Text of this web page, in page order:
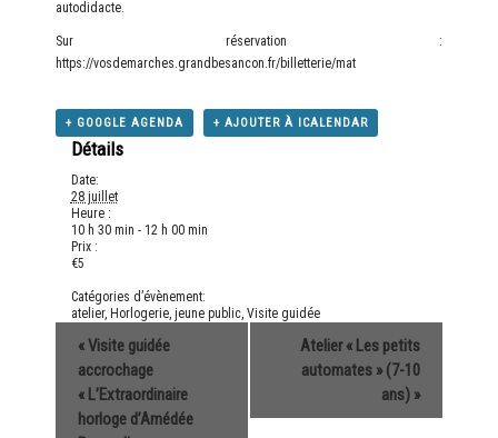
autodidacte.
Sur réservation :
https://vosdemarches.grandbesancon.fr/billetterie/mat
+ GOOGLE AGENDA + AJOUTER À ICALENDAR
Détails
Date:
28 juillet
Heure :
10 h 30 min - 12 h 00 min
Prix :
€5
Catégories d’évènement:
atelier, Horlogerie, jeune public, Visite guidée
«Visite guidée
accrochage
« L’Extraordinaire
horloge d’Amédée
Atelier « Les petits
automates » (7-10
ans) »